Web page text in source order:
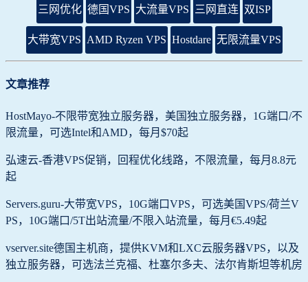
三网优化 德国VPS 大流量VPS 三网直连 双ISP
大带宽VPS AMD Ryzen VPS Hostdare 无限流量VPS
文章推荐
HostMayo-不限带宽独立服务器，美国独立服务器，1G端口/不
限流量，可选Intel和AMD，每月$70起
弘速云-香港VPS促销，回程优化线路，不限流量，每月8.8元
起
Servers.guru-大带宽VPS，10G端口VPS，可选美国VPS/荷兰V
PS，10G端口/5T出站流量/不限入站流量，每月€5.49起
vserver.site德国主机商，提供KVM和LXC云服务器VPS，以及
独立服务器，可选法兰克福、杜塞尔多夫、法尔肯斯坦等机房